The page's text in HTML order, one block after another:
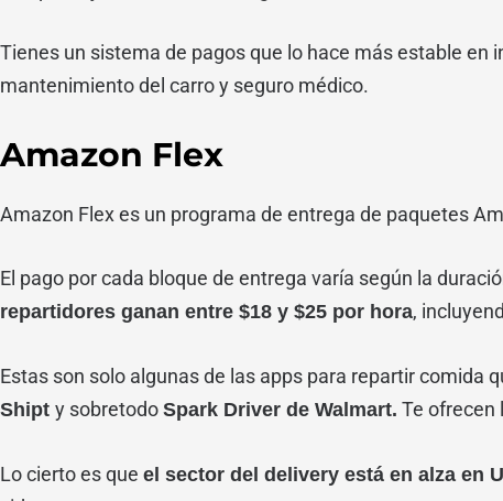
Tienes un sistema de pagos que lo hace más estable en
mantenimiento del carro y seguro médico.
Amazon Flex
Amazon Flex es un programa de entrega de paquetes
El pago por cada bloque de entrega varía según la
repartidores ganan entre $18 y $25 por hora,
Estas son solo algunas de las apps para repartir comida
Shipt y sobretodo Spark Driver de Walmart. Te ofrecen
Lo cierto es que el sector del delivery está en alza en